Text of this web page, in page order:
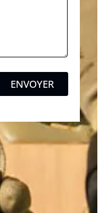
ENVOYER